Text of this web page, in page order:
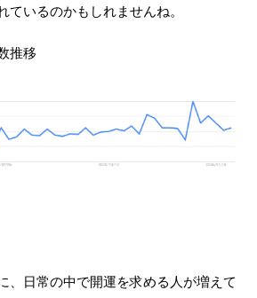
ているのかもしれませんね。
推移
、日常の中で開運を求める人が増えて